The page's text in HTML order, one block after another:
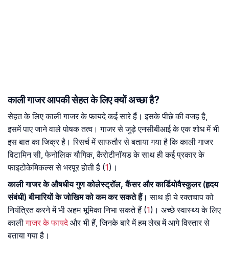
काली गाजर आपकी सेहत के लिए क्यों अच्छा है?
सेहत के लिए काली गाजर के फायदे कई सारे हैं। इसके पीछे की वजह है,
इसमें पाए जाने वाले पोषक तत्व। गाजर से जुड़े एनसीबीआई के एक शोध में भी
इस बात का जिक्र है। रिसर्च में साफतौर से बताया गया है कि काली गाजर
विटामिन सी, फेनोलिक यौगिक, कैरोटीनॉयड के साथ ही कई प्रकार के
फाइटोकेमिकल्स से भरपूर होती है (1)।
काली गाजर के औषधीय गुण कोलेस्ट्रॉल, कैंसर और कार्डियोवैस्कुलर (हृदय
संबंधी) बीमारियों के जोखिम को कम कर सकते हैं। साथ ही ये रक्तचाप को
नियंत्रित करने में भी अहम भूमिका निभा सकते हैं (1)। अच्छे स्वास्थ्य के लिए
कालीगाजर के फायदेऔर भी हैं, जिनके बारे में हम लेख में आगे विस्तार से
बताया गया है।